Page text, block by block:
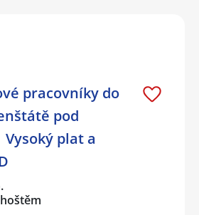
pracovníky do
pod
plat a